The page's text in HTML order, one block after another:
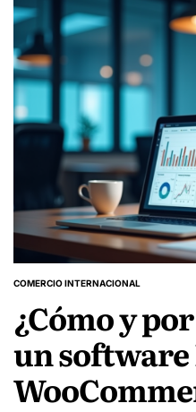
POSTED
COMERCIO INTERNACIONAL
¿Cómo y
un software